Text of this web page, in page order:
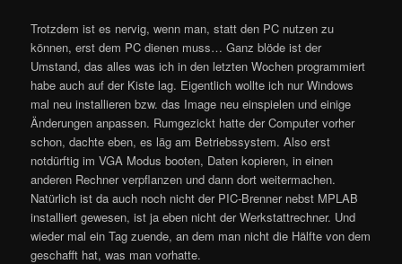
Trotzdem ist es nervig, wenn man, statt den PC nutzen zu
können, erst dem PC dienen muss… Ganz blöde ist der
Umstand, das alles was ich in den letzten Wochen programmiert
habe auch auf der Kiste lag. Eigentlich wollte ich nur Windows
mal neu installieren bzw. das Image neu einspielen und einige
Änderungen anpassen. Rumgezickt hatte der Computer vorher
schon, dachte eben, es läg am Betriebssystem. Also erst
notdürftig im VGA Modus booten, Daten kopieren, in einen
anderen Rechner verpflanzen und dann dort weitermachen.
Natürlich ist da auch noch nicht der PIC-Brenner nebst MPLAB
installiert gewesen, ist ja eben nicht der Werkstattrechner. Und
wieder mal ein Tag zuende, an dem man nicht die Hälfte von dem
geschafft hat, was man vorhatte.